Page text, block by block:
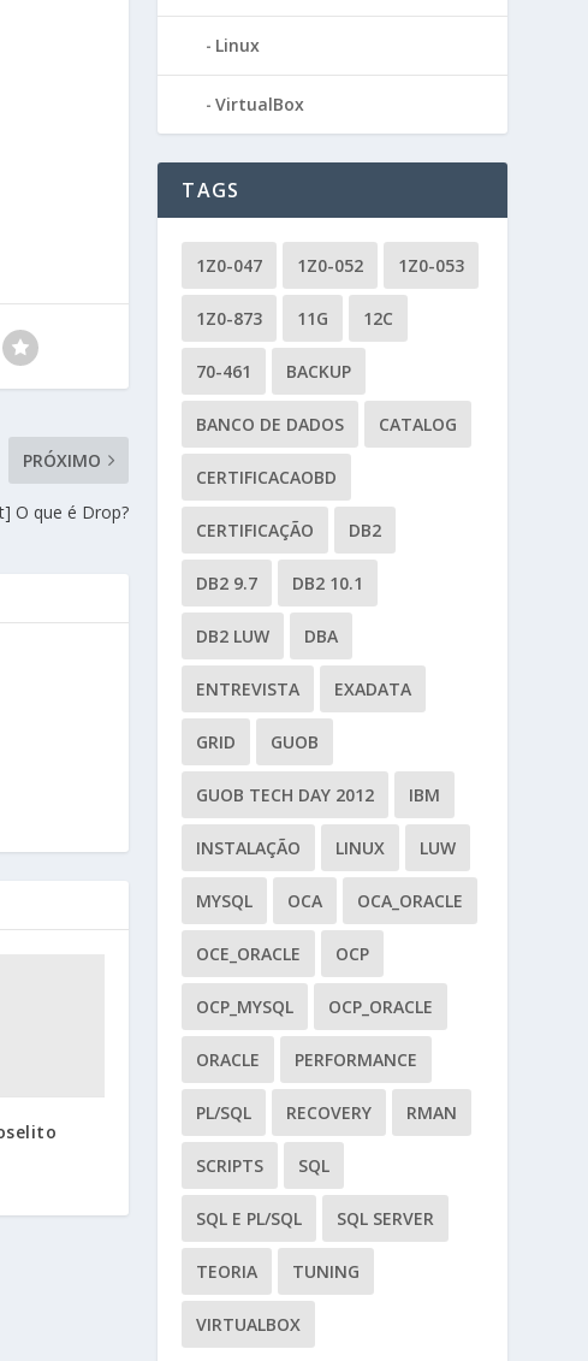
PRÓXIMO
O que é Drop?
Linux
VirtualBox
TAGS
1Z0-047 1Z0-052 1Z0-053
1Z0-873 11G 12C
70-461 BACKUP
BANCO DE DADOS CATALOG
CERTIFICACAOBD
CERTIFICAÇÃO DB2
DB2 9.7 DB2 10.1
DB2 LUW DBA
ENTREVISTA EXADATA
GRID GUOB
GUOB TECH DAY 2012 IBM
INSTALAÇÃO LINUX LUW
MYSQL OCA OCA_ORACLE
OCE_ORACLE OCP
OCP_MYSQL OCP_ORACLE
ORACLE PERFORMANCE
PL/SQL RECOVERY RMAN
SCRIPTS SQL
SQL E PL/SQL SQL SERVER
TEORIA TUNING
VIRTUALBOX